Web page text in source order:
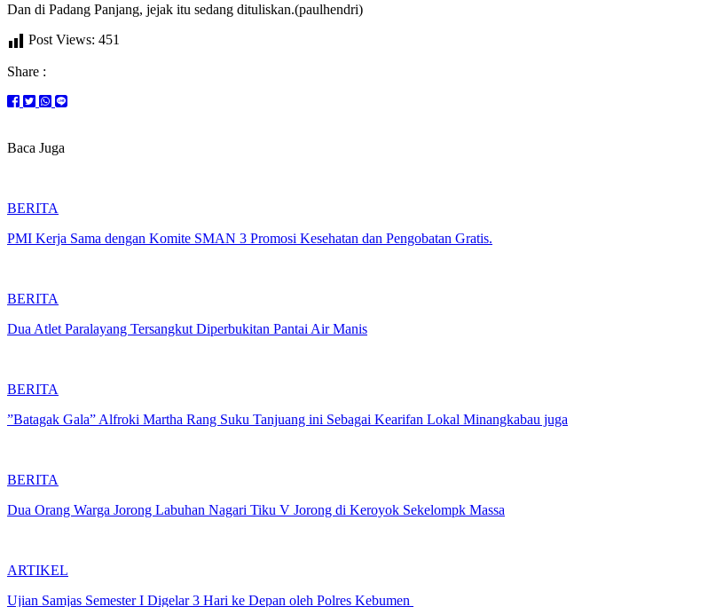
Dan di Padang Panjang, jejak itu sedang dituliskan.(paulhendri)
Post Views: 451
Share :
Baca Juga
BERITA
PMI Kerja Sama dengan Komite SMAN 3 Promosi Kesehatan dan Pengobatan Gratis.
BERITA
Dua Atlet Paralayang Tersangkut Diperbukitan Pantai Air Manis
BERITA
”Batagak Gala” Alfroki Martha Rang Suku Tanjuang ini Sebagai Kearifan Lokal Minangkabau juga
BERITA
Dua Orang Warga Jorong Labuhan Nagari Tiku V Jorong di Keroyok Sekelompk Massa
ARTIKEL
Ujian Samjas Semester I Digelar 3 Hari ke Depan oleh Polres Kebumen